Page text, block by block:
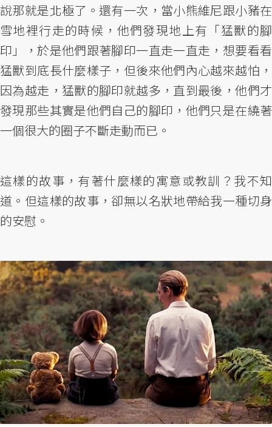
說那就是北極了。還有一次，當小熊維尼跟小豬在
雪地裡行走的時候，他們發現地上有「猛獸的腳
印」，於是他們跟著腳印一直走一直走，想要看看
猛獸到底長什麼樣子，但後來他們內心越來越怕，
因為越走，猛獸的腳印就越多，直到最後，他們才
發現那些其實是他們自己的腳印，他們只是在繞著
一個很大的圈子不斷走動而已。
這樣的故事，有著什麼樣的寓意或教訓？我不知
道。但這樣的故事，卻無以名狀地帶給我一種切身
的安慰。